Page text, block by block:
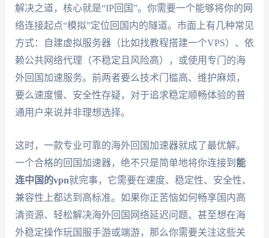
解决之道，核心就是“IP回国”。你需要一个能够将你的网
络连接起点“模拟”定位回国内的隧道。市面上有几种常见
方式：自建虚拟服务器（比如找教程搭建一个VPS）、依
赖公共网络代理（不稳定且风险高），或使用专门的海
外回国加速服务。前两者要么技术门槛高、维护麻烦，
要么速度慢、安全性存疑，对于追求稳定顺畅体验的普
通用户来说并非理想选择。
这时，一款专业可靠的海外回国加速器就成了最优解。
一个合格的回国加速器，绝不只是简单地将你连接到 能
连中国的vpn就完事，它需要在速度、稳定性、安全性、
兼容性上都达到高标准。如果你正苦恼如何畅享国内高
清资源、轻松解决海外回国网络延迟问题、甚至想在海
外稳定操作玩国服手游或端游，那么你需要关注这些关